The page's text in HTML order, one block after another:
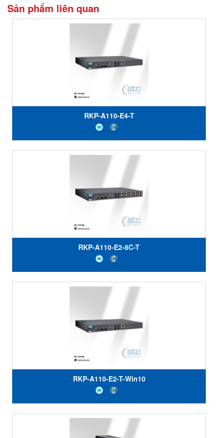
Sản phẩm liên quan
RKP-A110-E4-T
RKP-A110-E2-8C-T
RKP-A110-E2-T-Win10